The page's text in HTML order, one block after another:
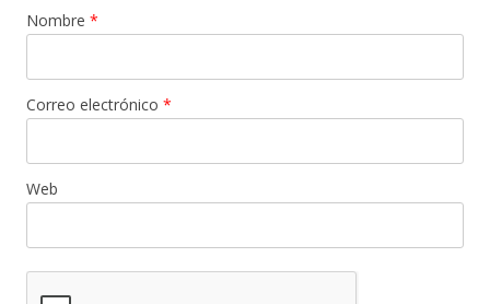
Nombre *
Correo electrónico *
Web